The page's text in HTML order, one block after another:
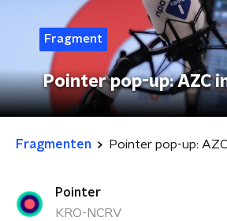
Fragment
Pointer pop-up: AZC
Fragmenten Pointer pop-up:
Pointer
KRO-NCRV